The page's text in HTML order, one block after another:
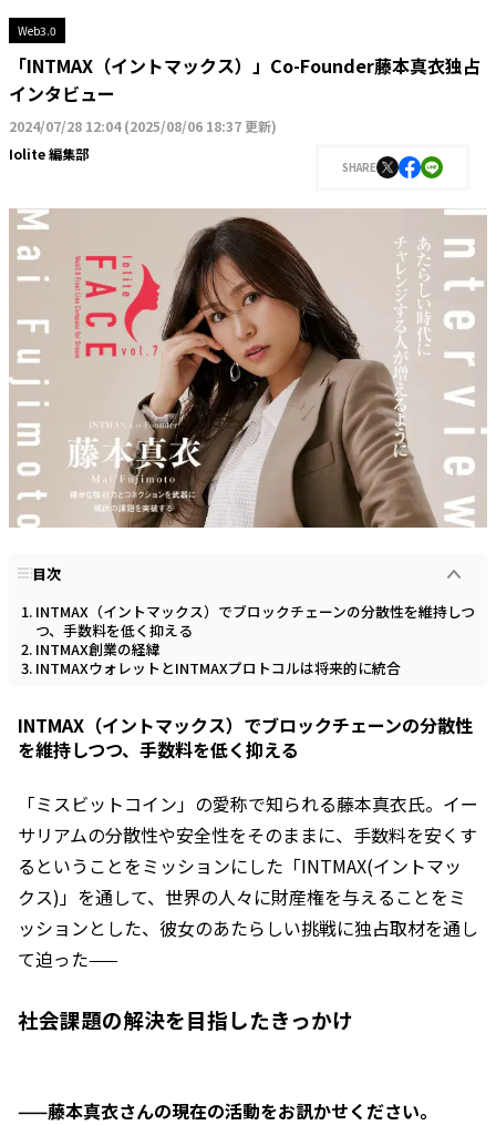
Web3.0
「INTMAX（イントマックス）」Co-Founder藤本真衣独占
インタビュー
2024/07/28 12:04(2025/08/06 18:37 更新)
Iolite 編集部
SHARE
目次
INTMAX（イントマックス）でブロックチェーンの分散性を維持しつ
つ、手数料を低く抑える
INTMAX創業の経緯
INTMAXウォレットとINTMAXプロトコルは将来的に統合
INTMAX（イントマックス）でブロックチェーンの分散性
を維持しつつ、手数料を低く抑える
「ミスビットコイン」の愛称で知られる藤本真衣氏。イー
サリアムの分散性や安全性をそのままに、手数料を安くす
るということをミッションにした「INTMAX(イントマッ
クス)」を通して、世界の人々に財産権を与えることをミ
ッションとした、彼女のあたらしい挑戦に独占取材を通し
て迫った——
社会課題の解決を目指したきっかけ
——藤本真衣さんの現在の活動をお訊かせください。